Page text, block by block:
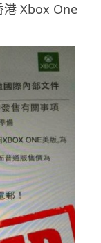
港 Xbox One